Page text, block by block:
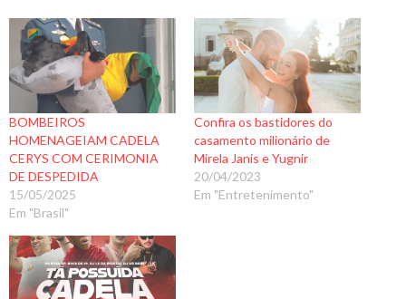
BOMBEIROS
HOMENAGEIAM CADELA
CERYS COM CERIMONIA
DE DESPEDIDA
15/05/2025
Em "Brasil"
Confira os bastidores do
casamento milionário de
Mirela Janis e Yugnir
20/04/2023
Em "Entretenimento"